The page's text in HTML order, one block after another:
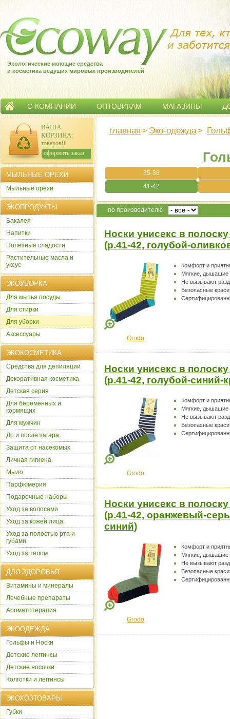
Экологические моющие средства
и косметика ведущих мировых производителей
О КОМПАНИИ ОПТОВИКАМ МАГАЗИНЫ
главная > Эко-одежда>
35-36
41-42
по производителю
Носки унисекс в
(р.41-42, голубой-
Комфорт и
Мягкие, дышащие
Не вызывают
Безопасные
Grodo
Носки унисекс в
(р.41-42, голубой-
Комфорт и
Мягкие, дышащие
Не вызывают
Безопасные
Grodo
Носки унисекс в
(р.41-42, оранжевый-
синий)
Комфорт и
Мягкие, дышащие
Не вызывают
Безопасные
Grodo
ВАША
КОРЗИНА:
товаров:0
сумма: 0р.
оформить заказ
МЫЛЬНЫЕ ОРЕХИ
Мыльные орехи
ЭКОПРОДУКТЫ
Бакалея
Напитки
Полезные сладости
Растительные масла и
уксус
ЭКОУБОРКА
Для мытья посуды
Для стирки
Для уборки
Аксессуары
ЭКОКОСМЕТИКА
Cредства для депиляции
Декоративная косметика
Детская серия
Для беременных и
кормящих
Для мужчин
До и после загара
Защита от насекомых
Личная гигиена
Мыло
Парфюмерия
Подарочные наборы
Уход за волосами
Уход за кожей лица
Уход за полостью рта и
губами
Уход за телом
ДЛЯ ЗДОРОВЬЯ
Витамины и минералы
Лечебные препараты
Ароматотерапия
ЭКООДЕЖДА
Гольфы и Носки
Детские леггинсы
Детские носочки
Колготки и леггинсы
ЭКОХОЗТОВАРЫ
Губки